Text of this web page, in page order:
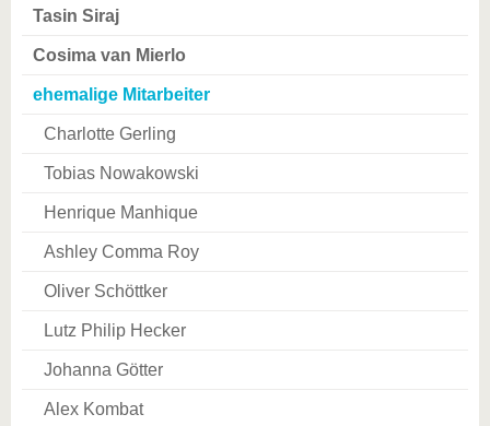
Tasin Siraj
Cosima van Mierlo
ehemalige Mitarbeiter
Charlotte Gerling
Tobias Nowakowski
Henrique Manhique
Ashley Comma Roy
Oliver Schöttker
Lutz Philip Hecker
Johanna Götter
Alex Kombat